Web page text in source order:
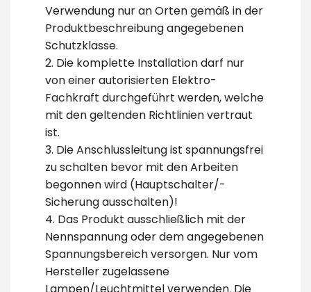
Verwendung nur an Orten gemäß in der
Produktbeschreibung angegebenen
Schutzklasse.
2. Die komplette Installation darf nur
von einer autorisierten Elektro-
Fachkraft durchgeführt werden, welche
mit den geltenden Richtlinien vertraut
ist.
3. Die Anschlussleitung ist spannungsfrei
zu schalten bevor mit den Arbeiten
begonnen wird (Hauptschalter/-
Sicherung ausschalten)!
4. Das Produkt ausschließlich mit der
Nennspannung oder dem angegebenen
Spannungsbereich versorgen. Nur vom
Hersteller zugelassene
Lampen/Leuchtmittel verwenden. Die